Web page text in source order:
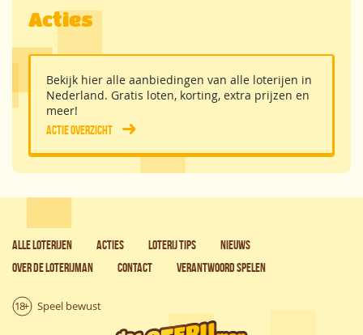
Acties
Bekijk hier alle aanbiedingen van alle loterijen in
Nederland. Gratis loten, korting, extra prijzen en
meer!
Actie overzicht
Alle loterijen Acties Loterij tips
Nieuws
Over de Loterijman
Contact Verantwoord spelen